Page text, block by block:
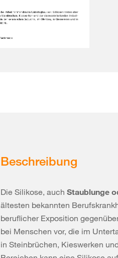
Beschreibung
Die Silikose, auch Staublunge
ältesten bekannten
beruflicher Exposition
bei Menschen vor, die im
in Steinbrüchen, Kieswerken